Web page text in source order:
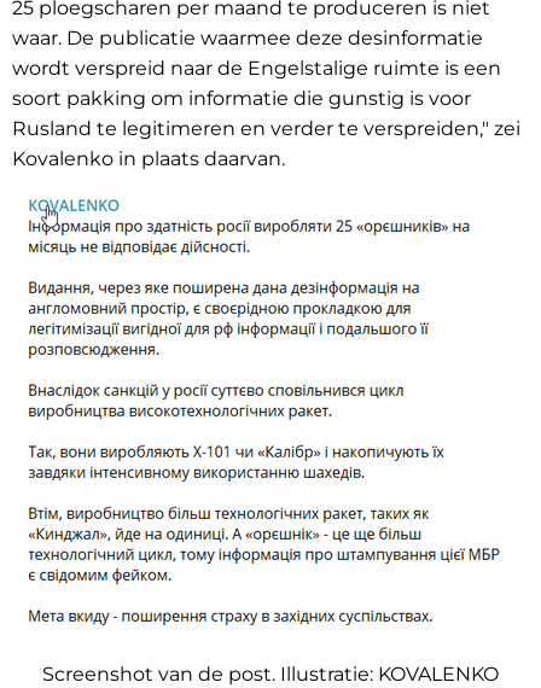
25 ploegscharen per maand te produceren is niet
waar. De publicatie waarmee deze desinformatie
wordt verspreid naar de Engelstalige ruimte is een
soort pakking om informatie die gunstig is voor
Rusland te legitimeren en verder te verspreiden," zei
Kovalenko in plaats daarvan.
Screenshot van de post. Illustratie: KOVALENKO